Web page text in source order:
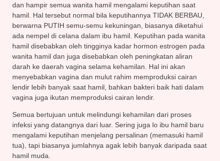
dan hampir semua wanita hamil mengalami keputihan saat
hamil. Hal tersebut normal bila keputihannya TIDAK BERBAU,
berwarna PUTIH semu-semu kekuningan, biasanya diketahui
ada nempel di celana dalam ibu hamil. Keputihan pada wanita
hamil disebabkan oleh tingginya kadar hormon estrogen pada
wanita hamil dan juga disebabkan oleh peningkatan aliran
darah ke daerah vagina selama kehamilan. Hal ini akan
menyebabkan vagina dan mulut rahim memproduksi cairan
lendir lebih banyak saat hamil, bahkan bakteri baik hati dalam
vagina juga ikutan memproduksi cairan lendir.
Semua bertujuan untuk melindungi kehamilan dari proses
infeksi yang datangnya dari luar. Sering juga lo ibu hamil baru
mengalami keputihan menjelang persalinan (memasuki hamil
tua), tapi biasanya jumlahnya agak lebih banyak daripada saat
hamil muda.